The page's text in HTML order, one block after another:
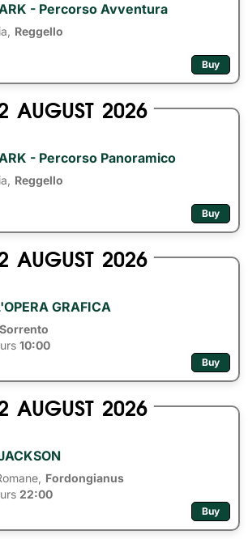
- Percorso Avventura
Reggello
Buy
AUGUST 2026
- Percorso Panoramico
Reggello
Buy
AUGUST 2026
GRAFICA
Sorrento
10:00
Buy
AUGUST 2026
Fordongianus
22:00
Buy